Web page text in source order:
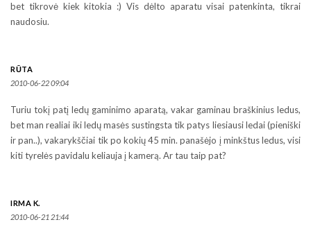
bet tikrovė kiek kitokia :) Vis dėlto aparatu visai patenkinta, tikrai
naudosiu.
RŪTA
2010-06-22 09:04
Turiu tokį patį ledų gaminimo aparatą, vakar gaminau braškinius ledus,
bet man realiai iki ledų masės sustingsta tik patys liesiausi ledai (pieniški
ir pan..), vakarykščiai tik po kokių 45 min. panašėjo į minkštus ledus, visi
kiti tyrelės pavidalu keliauja į kamerą. Ar tau taip pat?
IRMA K.
2010-06-21 21:44